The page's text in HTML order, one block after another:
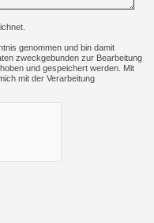
genommen und bin damit
zweckgebunden zur Bearbeitung
und gespeichert werden. Mit
mit der Verarbeitung